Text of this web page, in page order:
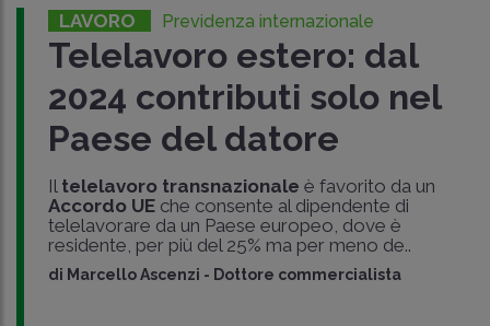
LAVORO Previdenza internazionale
Telelavoro estero: dal
2024 contributi solo nel
Paese del datore
Il telelavoro transnazionale è favorito da un
Accordo UEche consente al dipendente di
telelavorare da un Paese europeo, dove è
residente, per più del 25% ma per meno de..
di Marcello Ascenzi - Dottore commercialista